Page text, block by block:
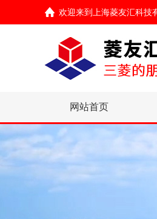
欢迎来到 上海菱友汇科技
网站首页